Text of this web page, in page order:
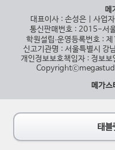
메
대표이사 : 손성은 | 사
통신판매번호 : 2015-서
학원설립∙운영등록번호 :
신고기관명 : 서울특별시 강
개인정보보호책임자 : 정보보
메가스
태블